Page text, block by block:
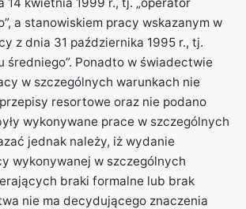
a stanowiskiem pracy wskazanym w
z dnia 31 października 1995 r., tj.
średniego”. Ponadto w świadectwie
w szczególnych warunkach nie
resortowe oraz nie podano
wykonywane prace w szczególnych
jednak należy, iż wydanie
wykonywanej w szczególnych
braki formalne lub brak
nie ma decydującego znaczenia